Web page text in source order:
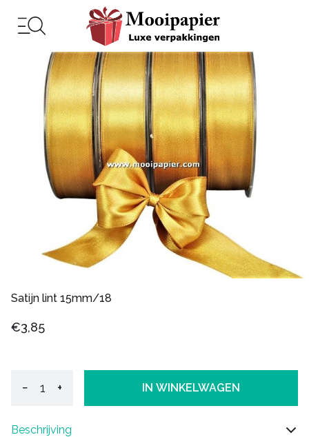
Satijn lint 15mm/18
€3,85
− + IN WINKELWAGEN
Beschrijving